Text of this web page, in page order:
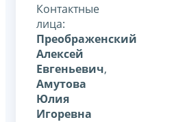
Контактные
лица:
Преображенский
Алексей
Евгеньевич,
Амутова
Юлия
Игоревна